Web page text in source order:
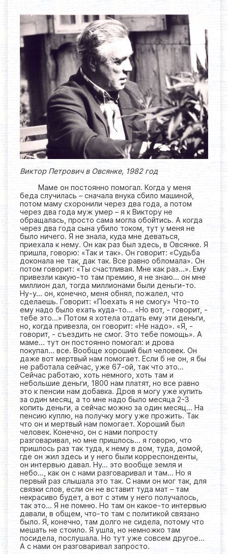
Виктор Петрович в Овсянке, 1982 год
Маме он постоянно помогал. Когда у меня
беда случилась – сначала внука сбило машиной,
потом маму схоронили через два года, а потом
через два года муж умер – я к Виктору не
обращалась, просто сама могла обойтись. А когда
через два года сына убило током, тут у меня не
было ничего. Я не знала, куда мне деваться,
приехала к нему. Он как раз был здесь, в Овсянке. Я
пришла, говорю: «Так и так». Он говорит: «Судьба
доконала не так, дак так. Все равно обломала». Он
потом говорит: «Ты счастливая. Мне как раз…». Ему
привезли какую-то там премию, я не знаю… он мне
миллион дал, тогда миллионами были деньги-то.
Ну-у… он, конечно, меня обнял, пожалел, что
сделаешь. Говорит: «Поехать я не смогу» Что-то
ему надо было ехать куда-то… «Но вот, - говорит, -
тебе это…» Потом я хотела отдать ему эти деньги,
но, когда привезла, он говорит: «Не надо». «Я, -
говорит, - съездить не смог. Это тебе помощь». А
маме… тут он постоянно помогал: и дрова
покупал… все. Вообще хороший был человек. Он
даже вот мертвый нам помогает. Если б не он, я бы
не работала сейчас, уже 67-ой, так что это…
Сейчас работаю, хоть немного, хоть там и
небольшие деньги, 1800 нам платят, но все равно
это к пенсии нам добавка. Дров я могу уже купить
за один месяц, а то мне надо было месяца 2-3
копить деньги, а сейчас можно за один месяц… На
пенсию куплю, на получку могу уже прожить. Так
что он и мертвый нам помогает. Хороший был
человек. Конечно, он с нами попросту
разговаривал, но мне пришлось… я говорю, что
пришлось раз так туда, к нему в дом, туда, домой,
где он жил здесь и у него были корреспонденты,
он интервью давал. Ну… это вообще земля и
небо…, как он с нами разговаривал и там… Но я
первый раз слышала это так. С нами он мог так, для
связки слов, если он не вставит туда мат – там
некрасиво будет, а вот с этим у него получалось,
так это… Я не помню. Но там он какое-то интервью
давали, в общем, что-то там с политикой связано
было. Я, конечно, там долго не сидела, потому что
мешать не стоило. Я ушла, но немножко там
посидела, послушала. Но тут уже совсем другое…
А с нами он разговаривал запросто.